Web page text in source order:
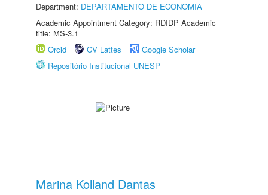
Department: DEPARTAMENTO DE ECONOMIA
Academic Appointment Category: RDIDP Academic
title: MS-3.1
Orcid
CV Lattes
Google Scholar
Repositório Institucional UNESP
Marina Kolland Dantas